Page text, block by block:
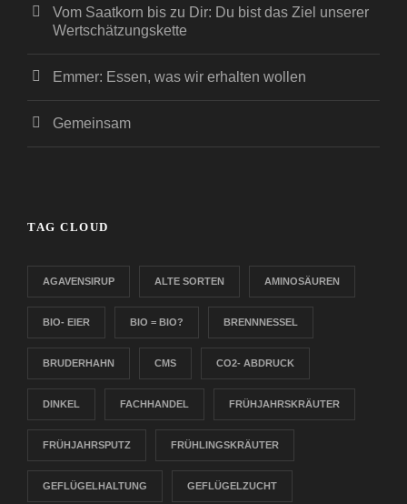
Vom Saatkorn bis zu Dir: Du bist das Ziel unserer
Wertschätzungskette
Emmer: Essen, was wir erhalten wollen
Gemeinsam
TAG CLOUD
AGAVENSIRUP ALTE SORTEN AMINOSÄUREN
BIO- EIER BIO = BIO? BRENNNESSEL
BRUDERHAHN CMS CO2- ABDRUCK
DINKEL FACHHANDEL FRÜHJAHRSKRÄUTER
FRÜHJAHRSPUTZ FRÜHLINGSKRÄUTER
GEFLÜGELHALTUNG GEFLÜGELZUCHT